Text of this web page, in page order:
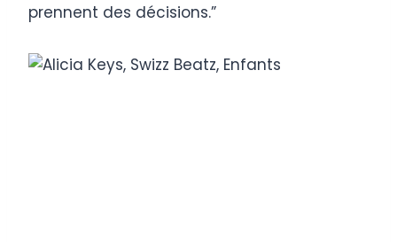
prennent des décisions.”